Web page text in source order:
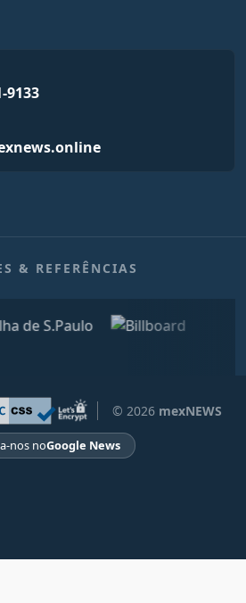
9133
& REFERÊNCIAS
© 2026 mexNEWS
nos noGoogle News